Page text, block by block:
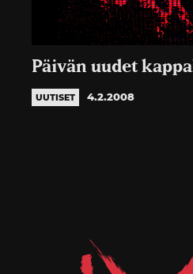
Päivän uudet
UUTISET 4.2.2008